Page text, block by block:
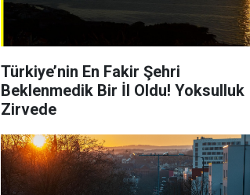
Türkiye’nin En Fakir Şehri
Beklenmedik Bir İl Oldu! Yoksulluk
Zirvede